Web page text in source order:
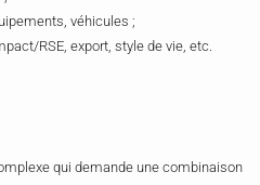
véhicules ;
RSE, export, style de vie, etc.
qui demande une combinaison